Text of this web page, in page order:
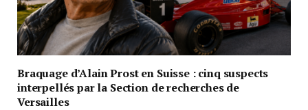
Braquage d’Alain Prost en Suisse : cinq suspects
interpellés par la Section de recherches de
Versailles